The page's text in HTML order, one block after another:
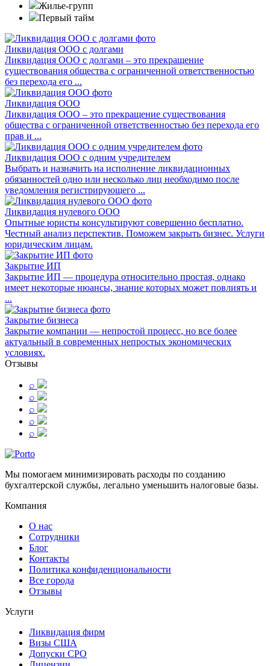
Жилье-групп
Первый тайм
Ликвидация ООО с долгами
Ликвидация ООО с долгами – это прекращение
существования общества с ограниченной ответственностью
без перехода его ...
Ликвидация ООО
Ликвидация ООО – это прекращение существования
общества с ограниченной ответственностью без перехода его
прав и ...
Ликвидация ООО с одним учредителем
Выбрать и назначить на исполнение ликвидационных
обязанностей одно или несколько лиц необходимо после
уведомления регистрирующего ...
Ликвидация нулевого ООО
Опытные юристы консультируют совершенно бесплатно.
Честный анализ перспектив. Поможем закрыть бизнес. Услуги
юридическим лицам.
Закрытие ИП
Закрытие ИП — процедура относительно простая, однако
имеет некоторые нюансы, знание которых может повлиять и
...
Закрытие бизнеса
Закрытие компании — непростой процесс, но все более
актуальный в современных непростых экономических
условиях.
Отзывы
⌕
⌕
⌕
⌕
⌕
Мы помогаем минимизировать расходы по созданию
бухгалтерской службы, легально уменьшить налоговые базы.
Компания
О нас
Сотрудники
Блог
Контакты
Политика конфиденциональности
Все города
Отзывы
Услуги
Ликвидация фирм
Визы США
Допуски СРО